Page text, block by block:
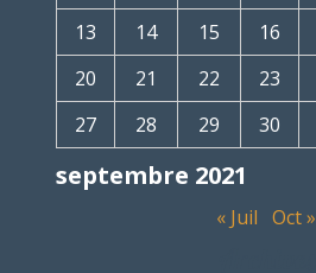
septembre 2021
13
14 15 16
20
21 22 23
27
28 29 30
« Juil Oct »